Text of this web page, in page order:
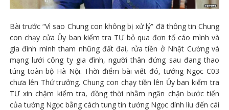
Bài trước “Vì sao Chung con không bị xử lý” đã thông tin Chung
con chạy cửa Ủy ban kiểm tra TƯ bỏ qua đơn tố cáo mình và
gia đình mình tham nhũng đất đai, rửa tiền ở Nhật Cường và
mạng lưới công ty gia đình, người thân đứng sau đang thao
túng toàn bộ Hà Nội. Thời điểm bài viết đó, tướng Ngọc C03
chưa lên Thứ trưởng. Chung con chạy tiền lên Ủy ban kiểm tra
TƯ xin chậm kiểm tra, đồng thời nhằm ngăn chặn bước tiến
của tướng Ngọc bằng cách tung tin tướng Ngọc dính líu đến cái